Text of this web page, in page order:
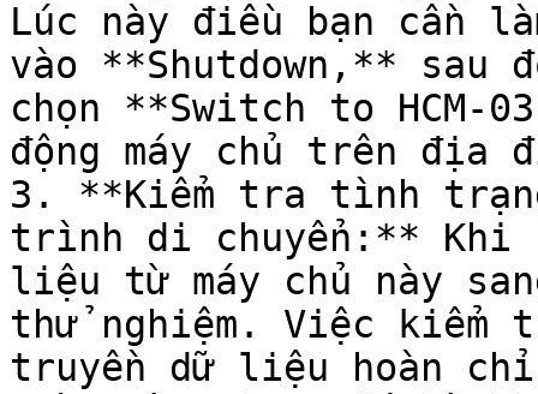
Lúc này điều bạn cần
vào **Shutdown,** sau
chọn **Switch to HCM-
động máy chủ trên địa
3. **Kiểm tra tình trạng
trình di chuyển:** Khi
liệu từ máy chủ này
thử nghiệm. Việc kiểm
truyền dữ liệu hoàn